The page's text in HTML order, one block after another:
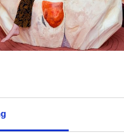
Eva
vader overleed, kwam